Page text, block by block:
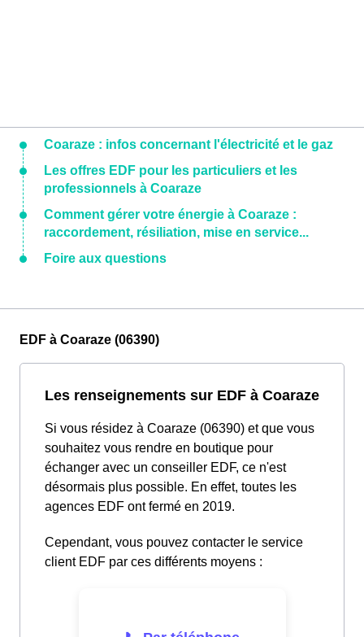
Coaraze : infos concernant l'électricité et le gaz
Les offres EDF pour les particuliers et les
professionnels à Coaraze
Comment gérer votre énergie à Coaraze :
raccordement, résiliation, mise en service...
Foire aux questions
EDF à Coaraze (06390)
Les renseignements sur EDF à Coaraze
Si vous résidez à Coaraze (06390) et que vous
souhaitez vous rendre en boutique pour
échanger avec un conseiller EDF, ce n'est
désormais plus possible. En effet, toutes les
agences EDF ont fermé en 2019.
Cependant, vous pouvez contacter le service
client EDF par ces différents moyens :